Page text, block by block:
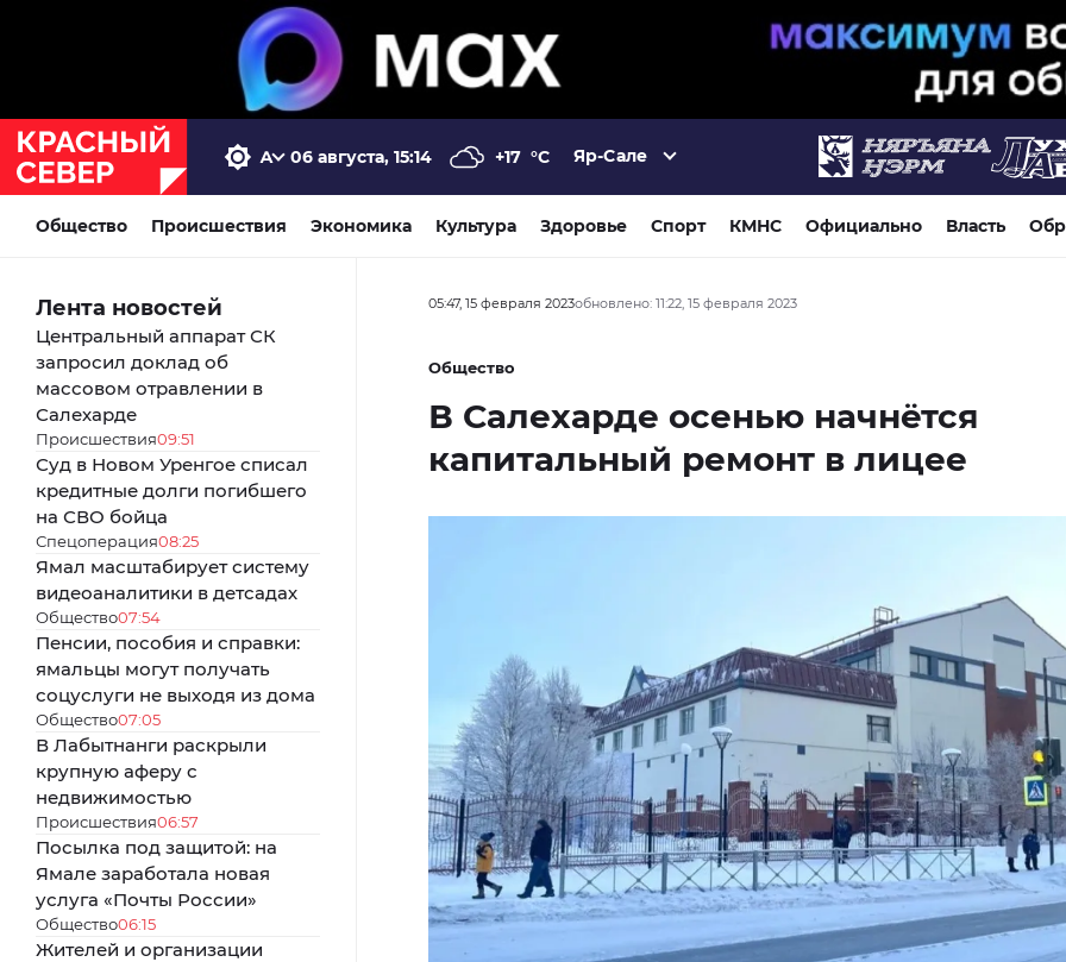
06 августа, 15:14 +17 °C Яр-Сале
Общество Происшествия Экономика Культура Здоровье Спорт КМНС Официально Власть
Лента новостей
Центральный аппарат СК
запросил доклад об
массовом отравлении в
Салехарде
Происшествия09:51
Суд в Новом Уренгое списал
кредитные долги погибшего
на СВО бойца
Спецоперация08:25
Ямал масштабирует систему
видеоаналитики в детсадах
Общество07:54
Пенсии, пособия и справки:
ямальцы могут получать
соцуслуги не выходя из дома
Общество07:05
В Лабытнанги раскрыли
крупную аферу с
недвижимостью
Происшествия06:57
Посылка под защитой: на
Ямале заработала новая
услуга «Почты России»
Общество06:15
Жителей и организации
05:47, 15 февраля 2023обновлено: 11:22, 15 февраля 2023
Общество
В Салехарде осенью начнётся
капитальный ремонт в лицее